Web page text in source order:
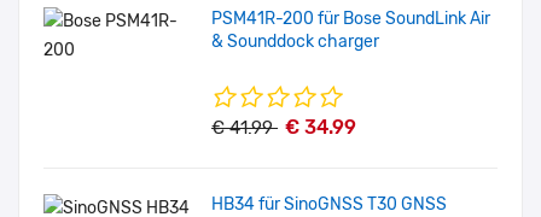
PSM41R-200 für Bose SoundLink Air
& Sounddock charger
€ 41.99 € 34.99
HB34 für SinoGNSS T30 GNSS